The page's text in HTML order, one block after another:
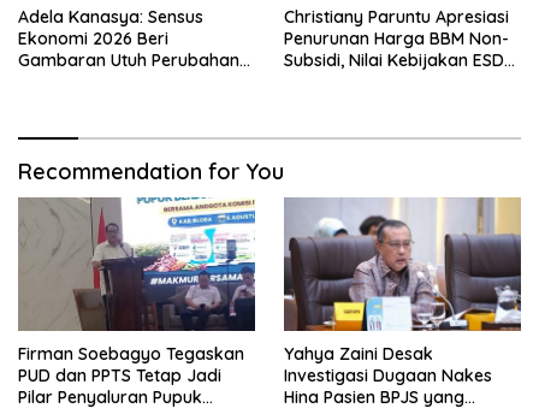
Adela Kanasya: Sensus
Ekonomi 2026 Beri
Gambaran Utuh Perubahan
Christiany Paruntu Apresiasi
Penurunan Harga BBM Non-
Subsidi, Nilai Kebijakan ESDM
Recommendation for You
Firman Soebagyo Tegaskan
PUD dan PPTS Tetap Jadi
Pilar Penyaluran Pupuk
Yahya Zaini Desak
Investigasi Dugaan Nakes
Hina Pasien BPJS yang